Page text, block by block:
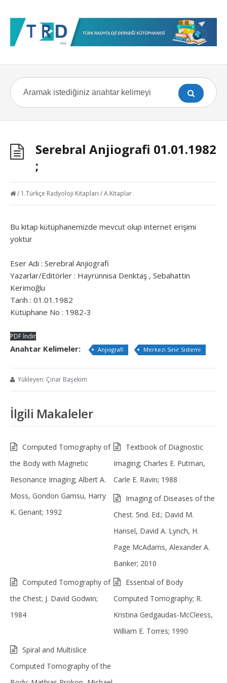
Serebral Anjiografi 01.01.1982
;
/ 1.Türkçe Radyoloji Kitapları /A.Kitaplar
Bu kitap kütüphanemizde mevcut olup internet erişimi
yoktur
Eser Adı : Serebral Anjiografi
Yazarlar/Editörler : Hayrünnisa Denktaş , Sebahattin
Kerimoğlu
Tarih : 01.01.1982
Kütüphane No : 1982-3
PDF İndir
Anahtar Kelimeler: Anjiografi Merkezi Sinir Sistemi
Yükleyen: Çınar Başekim
İlgili Makaleler
Computed Tomography of
the Body with Magnetic
Resonance Imaging; Albert A.
Moss, Gondon Gamsu, Harry
K. Genant; 1992
Textbook of Diagnostic
Imaging; Charles E. Putman,
Carle E. Ravin; 1988
Imaging of Diseases of the
Chest. 5nd. Ed.; David M.
Hansel, David A. Lynch, H.
Page McAdams, Alexander A.
Banker; 2010
Computed Tomography of
the Chest; J. David Godwin;
1984
Essential of Body
Computed Tomography; R.
Kristina Gedgaudas-McCleess,
William E. Torres; 1990
Spiral and Multislice
Computed Tomography of the